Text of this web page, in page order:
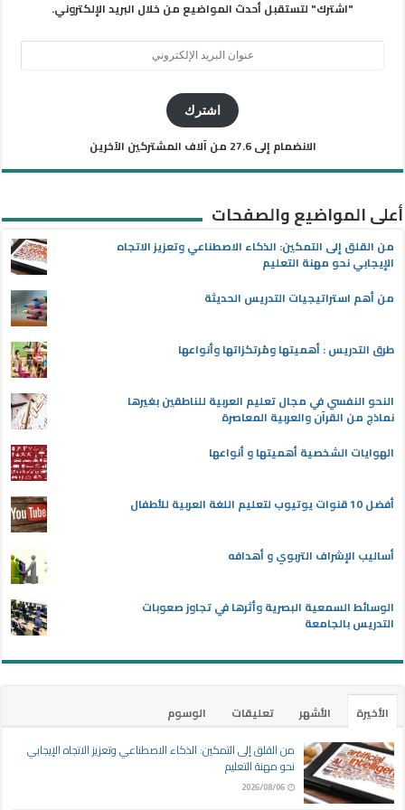
"اشترك" لتستقبل أحدث المواضيع من خلال البريد الإلكتروني.
اشترك
الانضمام إلى 27.6 من آلاف المشتركين الآخرين
أعلى المواضيع والصفحات
من القلق إلى التمكين: الذكاء الاصطناعي وتعزيز الاتجاه
الإيجابي نحو مهنة التعليم
من أهم استراتيجيات التدريس الحديثة
طرق التدريس : أهميتها ومُرتكزاتها وأنواعها
النحو النفسي في مجال تعليم العربية للناطقين بغيرها
نماذج من القرآن والعربية المعاصرة
الهوايات الشخصية أهميتها و أنواعها
أفضل 10 قنوات يوتيوب لتعليم اللغة العربية للأطفال
أساليب الإشراف التربوي و أهدافه
الوسائط السمعية البصرية وأثرها في تجاوز صعوبات
التدريس بالجامعة
الأخيرة الأشهر تعليقات
الوسوم
من القلق إلى التمكين: الذكاء الاصطناعي وتعزيز الاتجاه الإيجابي
نحو مهنة التعليم
2026/08/06